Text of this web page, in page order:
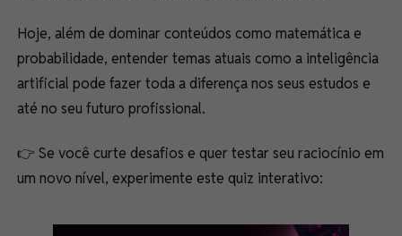
Hoje, além de dominar conteúdos como matemática e
probabilidade, entender temas atuais como a inteligência
artificial pode fazer toda a diferença nos seus estudos e
até no seu futuro profissional.
👉 Se você curte desafios e quer testar seu raciocínio em
um novo nível, experimente este quiz interativo: